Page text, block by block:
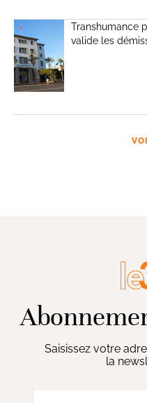
Transhumance
valide les
Saisissez votre
la